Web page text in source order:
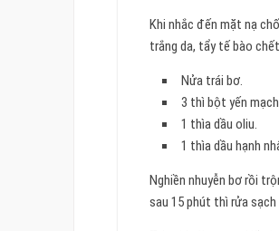
Khi nhắc đến mặt nạ
trắng da, tẩy tế bào
Nửa trái bơ.
3 thì bột yến
1 thìa dầu oliu.
1 thìa dầu hạnh
Nghiền nhuyễn bơ rồi
sau 15 phút thì rửa sạch